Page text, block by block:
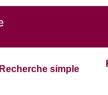
Recherche simple